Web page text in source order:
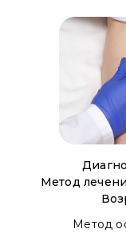
Метод
Метод